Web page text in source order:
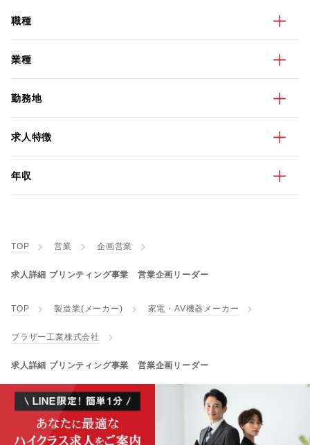
職種
業種
勤務地
求人特徴
年収
TOP 営業 企画営業
求人詳細 プリンティング事業 営業企画リーダー
TOP 製造業(メーカー) 家電・AV機器メーカー
ブラザー工業株式会社
求人詳細 プリンティング事業 営業企画リーダー